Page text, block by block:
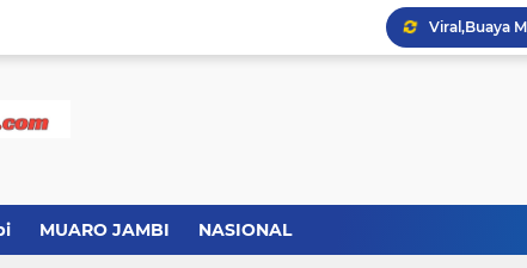
MUARO JAMBI NASIONAL